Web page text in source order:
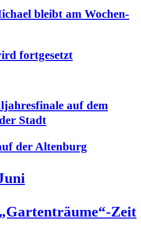
bleibt am Wochen­
fortgesetzt
auf dem
Stadt
der Altenburg
Zeit